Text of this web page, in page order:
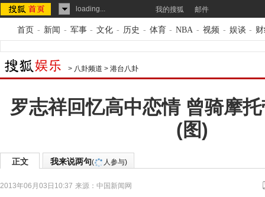
loading... 我的搜狐 邮件
首页 - 新闻 - 军事 - 文化 - 历史 - 体育 - NBA - 视频 - 娱谈 -
> 八卦频道 > 港台八卦
罗志祥回忆高中恋情 曾骑摩
(图)
正文 我来说两句( 人参与)
2013年06月03日10:37 来源： 中国新闻网